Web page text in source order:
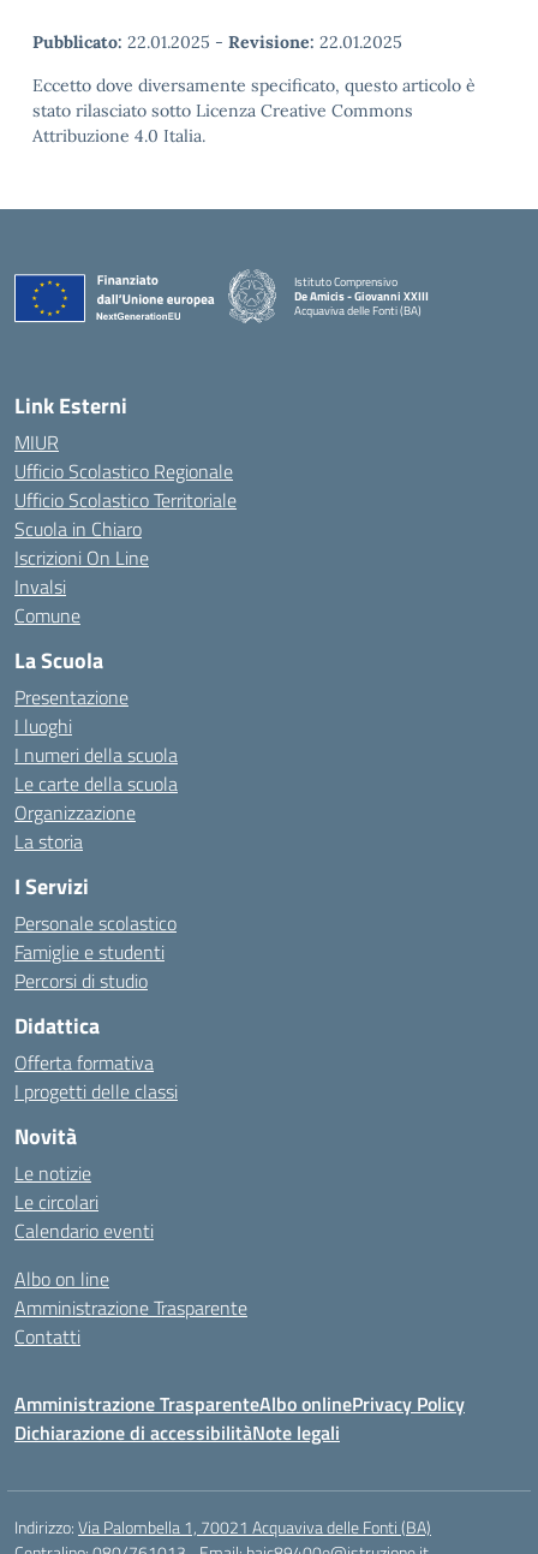
Pubblicato: 22.01.2025 - Revisione: 22.01.2025
Eccetto dove diversamente specificato, questo articolo è
stato rilasciato sotto Licenza Creative Commons
Attribuzione 4.0 Italia.
Istituto Comprensivo
De Amicis - Giovanni XXIII
Acquaviva delle Fonti (BA)
— Visita la pagina iniziale della scuola
Link Esterni
MIUR
Ufficio Scolastico Regionale
Ufficio Scolastico Territoriale
Scuola in Chiaro
Iscrizioni On Line
Invalsi
Comune
La Scuola
Presentazione
I luoghi
I numeri della scuola
Le carte della scuola
Organizzazione
La storia
I Servizi
Personale scolastico
Famiglie e studenti
Percorsi di studio
Didattica
Offerta formativa
I progetti delle classi
Novità
Le notizie
Le circolari
Calendario eventi
Albo on line
Amministrazione Trasparente
Contatti
Amministrazione TrasparenteAlbo onlinePrivacy Policy
Dichiarazione di accessibilitàNote legali
Indirizzo:Via Palombella 1, 70021 Acquaviva delle Fonti (BA)